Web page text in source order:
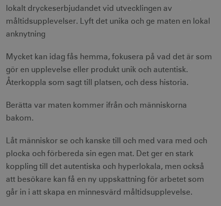
lokalt dryckeserbjudandet vid utvecklingen av
måltidsupplevelser. Lyft det unika och ge maten en lokal
anknytning
Mycket kan idag fås hemma, fokusera på vad det är som
gör en upplevelse eller produkt unik och autentisk.
Återkoppla som sagt till platsen, och dess historia.
Berätta var maten kommer ifrån och människorna
bakom.
Låt människor se och kanske till och med vara med och
plocka och förbereda sin egen mat. Det ger en stark
koppling till det autentiska och hyperlokala, men också
att besökare kan få en ny uppskattning för arbetet som
går in i att skapa en minnesvärd måltidsupplevelse.